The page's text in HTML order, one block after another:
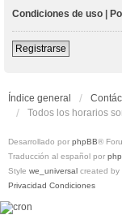
Condiciones de uso |
Registrarse
Índice general
Todos los horarios
Desarrollado por phpBB®
Traducción al español por
Style we_universal created by
Privacidad Condiciones